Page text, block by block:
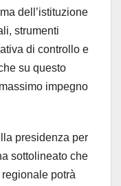
dell’istituzione
strumenti
di controllo e
su questo
impegno
presidenza per
sottolineato che
potrà